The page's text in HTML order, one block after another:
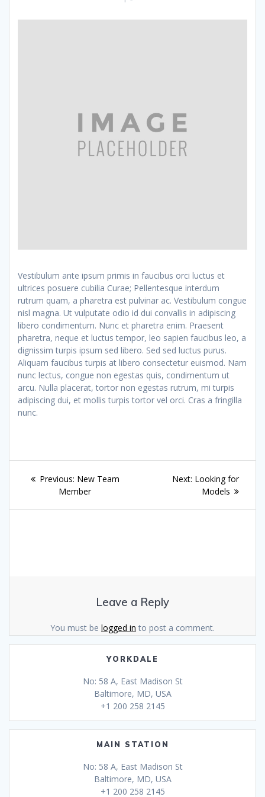
Vestibulum ante ipsum primis in faucibus orci luctus et
ultrices posuere cubilia Curae; Pellentesque interdum
rutrum quam, a pharetra est pulvinar ac. Vestibulum congue
nisl magna. Ut vulputate odio id dui convallis in adipiscing
libero condimentum. Nunc et pharetra enim. Praesent
pharetra, neque et luctus tempor, leo sapien faucibus leo, a
dignissim turpis ipsum sed libero. Sed sed luctus purus.
Aliquam faucibus turpis at libero consectetur euismod. Nam
nunc lectus, congue non egestas quis, condimentum ut
arcu. Nulla placerat, tortor non egestas rutrum, mi turpis
adipiscing dui, et mollis turpis tortor vel orci. Cras a fringilla
nunc.
Post
navigation
Previous: Previous
post:
New Team
Member
Next: Next
post:
Looking for
Models
Leave a Reply
You must be logged in to post a comment.
YORKDALE
No: 58 A, East Madison St
Baltimore, MD, USA
+1 200 258 2145
MAIN STATION
No: 58 A, East Madison St
Baltimore, MD, USA
+1 200 258 2145